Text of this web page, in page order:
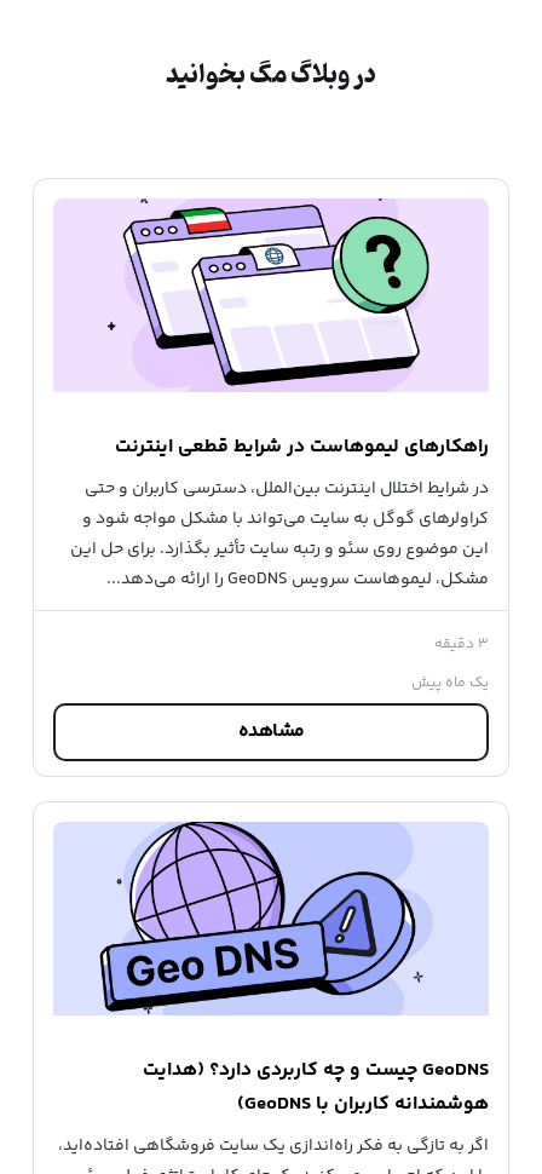
در وبلاگ مگ بخوانید
راهکارهای لیموهاست در شرایط قطعی اینترنت
در شرایط اختلال اینترنت بین‌الملل، دسترسی کاربران و حتی
کراولرهای گوگل به سایت می‌تواند با مشکل مواجه شود و
این موضوع روی سئو و رتبه سایت تأثیر بگذارد. برای حل این
مشکل، لیموهاست سرویس GeoDNS را ارائه می‌دهد...
۳ دقیقه
یک ماه پیش
مشاهده
GeoDNS چیست و چه کاربردی دارد؟ (هدایت
هوشمندانه کاربران با GeoDNS)
اگر به تازگی به فکر راه‌اندازی یک سایت فروشگاهی افتاده‌اید،